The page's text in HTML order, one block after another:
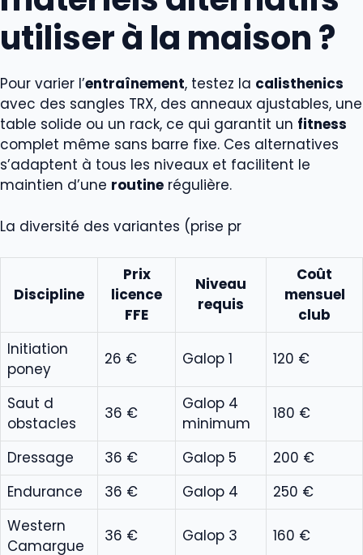
utiliser à la maison ?
Pour varier l’entraînement, testez la calisthenics
avec des sangles TRX, des anneaux ajustables, une
table solide ou un rack, ce qui garantit un fitness
complet même sans barre fixe. Ces alternatives
s’adaptent à tous les niveaux et facilitent le
maintien d’une routine régulière.
La diversité des variantes (prise pr
Discipline
Prix
licence
FFE
Niveau
requis
Coût
mensuel
club
Initiation
poney
26 € Galop 1 120 €
Saut d
obstacles
36 €
Galop 4
minimum
180 €
Dressage 36 € Galop 5
200 €
Endurance
36 € Galop 4
250 €
Western
Camargue
36 € Galop 3 160 €